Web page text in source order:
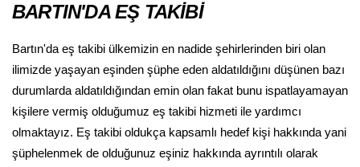
BARTIN'DA EŞ TAKİBİ
Bartın'da eş takibi ülkemizin en nadide şehirlerinden biri olan
ilimizde yaşayan eşinden şüphe eden aldatıldığını düşünen bazı
durumlarda aldatıldığından emin olan fakat bunu ispatlayamayan
kişilere vermiş olduğumuz eş takibi hizmeti ile yardımcı
olmaktayız. Eş takibi oldukça kapsamlı hedef kişi hakkında yani
şüphelenmek de olduğunuz eşiniz hakkında ayrıntılı olarak